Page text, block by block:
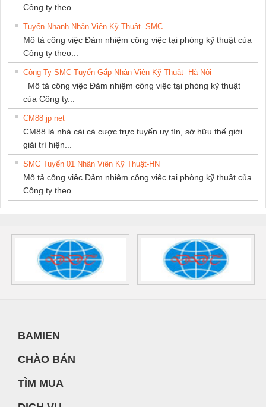
Công ty theo...
Tuyển Nhanh Nhân Viên Kỹ Thuật- SMC
Mô tả công việc Đảm nhiệm công việc tại phòng kỹ thuật của
Công ty theo...
Công Ty SMC Tuyển Gấp Nhân Viên Kỹ Thuật- Hà Nội
Mô tả công việc Đảm nhiệm công việc tại phòng kỹ thuật
của Công ty...
CM88 jp net
CM88 là nhà cái cá cược trực tuyến uy tín, sở hữu thế giới
giải trí hiện...
SMC Tuyển 01 Nhân Viên Kỹ Thuật-HN
Mô tả công việc Đảm nhiệm công việc tại phòng kỹ thuật của
Công ty theo...
BAMIEN
CHÀO BÁN
TÌM MUA